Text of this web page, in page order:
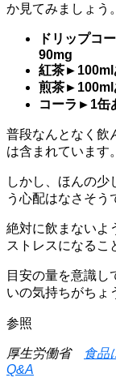
か見てみましょう。
ドリップコ
90mg
紅茶►100ml
煎茶►100ml
コーラ►1缶
普段なんとなく飲
は含まれています。
しかし、ほんの少
う心配はなさそう
絶対に飲まないよ
ストレスになるこ
目安の量を意識し
いの気持ちがちょ
参照
厚生労働省
食品
Q&A